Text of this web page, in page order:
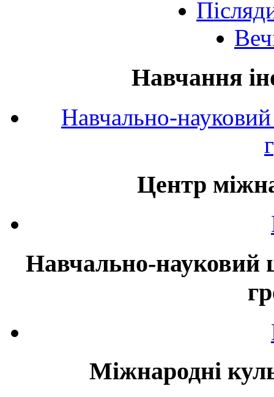
Навчання
Навчально-
Центр
Навчально-науковий
Міжнародні